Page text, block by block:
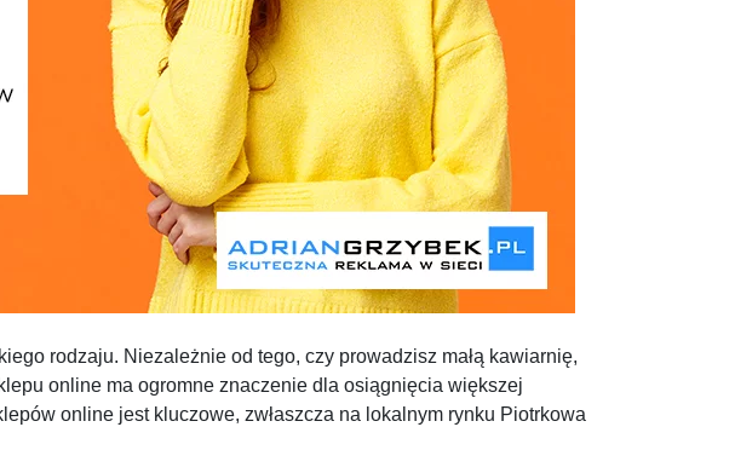
rodzaju. Niezależnie od tego, czy prowadzisz małą kawiarnię,
online ma ogromne znaczenie dla osiągnięcia większej
online jest kluczowe, zwłaszcza na lokalnym rynku Piotrkowa